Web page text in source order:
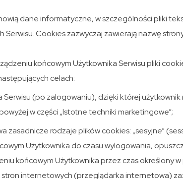
dane informatyczne, w szczególności pliki
Cookies zazwyczaj zawierają nazwę
końcowym Użytkownika Serwisu pliki
celach:
(po zalogowaniu), dzięki której
w części „Istotne techniki marketingowe”;
zasadnicze rodzaje plików cookies: „sesyjne”
Użytkownika do czasu wylogowania,
końcowym Użytkownika przez czas określony
internetowych (przeglądarka internetowa)